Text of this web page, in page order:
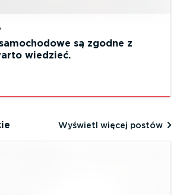
są zgodne z
wiedzieć.
Wyświetl więcej postów